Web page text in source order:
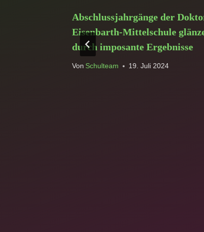
Abschlussjahrgänge der
Eisenbarth-Mittelschule
durch imposante Ergebnisse
Von Schulteam 19. Juli 2024